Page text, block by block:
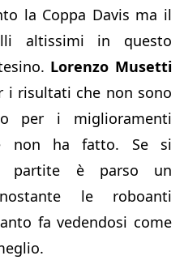
la Coppa Davis ma il
altissimi in questo
Lorenzo Musetti
i risultati che non sono
per i miglioramenti
non ha fatto. Se si
partite è parso un
le roboanti
fa vedendosi come